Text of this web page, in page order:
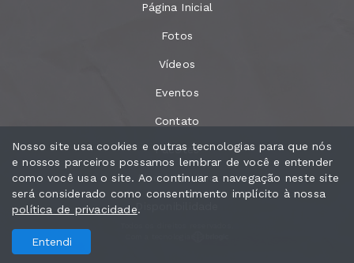
Página Inicial
Fotos
Vídeos
Eventos
Contato
Pacotes
Piso Interativo
Disponibilidade
Nosso site usa cookies e outras tecnologias para que nós
e nossos parceiros possamos lembrar de você e entender
como você usa o site. Ao continuar a navegação neste site
será considerado como consentimento implícito à nossa
política de privacidade.
Entendi